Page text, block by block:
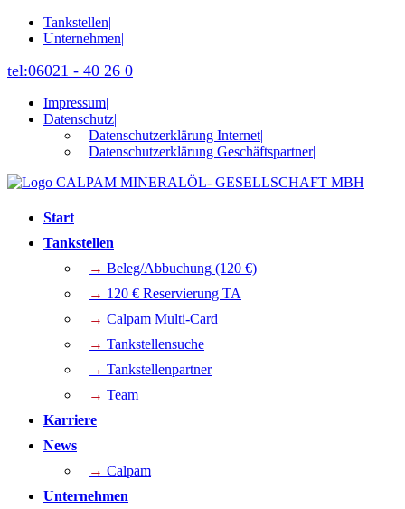
Tankstellen|
Unternehmen|
tel:06021 - 40 26 0
Impressum|
Datenschutz|
Datenschutzerklärung Internet|
Datenschutzerklärung Geschäftspartner|
Start
Tankstellen
→ Beleg/Abbuchung (120 €)
→ 120 € Reservierung TA
→ Calpam Multi-Card
→ Tankstellensuche
→ Tankstellenpartner
→ Team
Karriere
News
→ Calpam
Unternehmen